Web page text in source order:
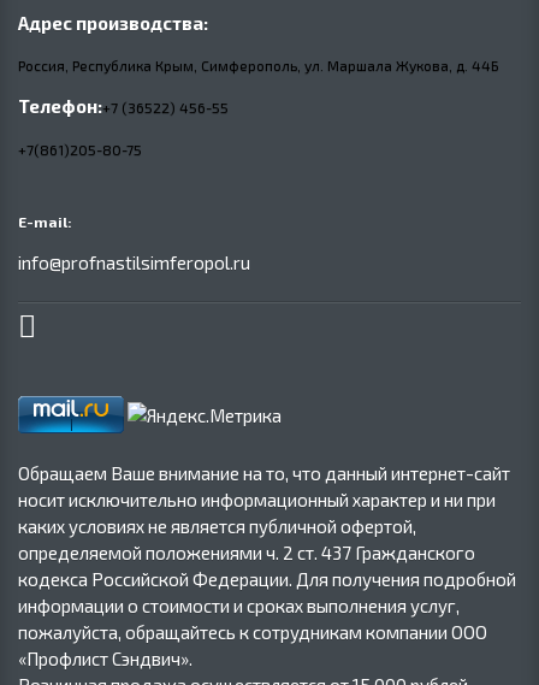
Адрес производства:
Россия, Республика Крым, Симферополь, ул. Маршала Жукова, д. 44Б
Телефон:+7 (36522) 456-55
+7(861)205-80-75
E-mail:
info@profnastilsimferopol.ru
Обращаем Ваше внимание на то, что данный интернет-сайт
носит исключительно информационный характер и ни при
каких условиях не является публичной офертой,
определяемой положениями ч. 2 ст. 437 Гражданского
кодекса Российской Федерации. Для получения подробной
информации о стоимости и сроках выполнения услуг,
пожалуйста, обращайтесь к сотрудникам компании ООО
«Профлист Сэндвич».